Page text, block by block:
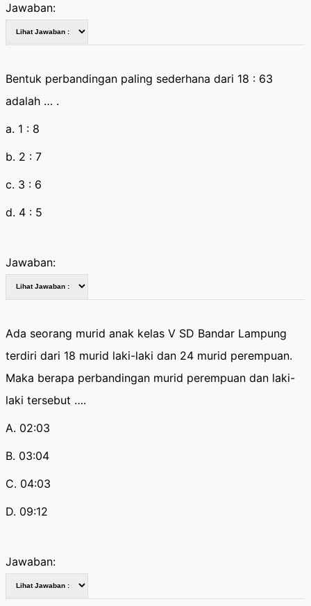
Jawaban:
Bentuk perbandingan paling sederhana dari 18 : 63
adalah … .
a. 1 : 8
b. 2 : 7
c. 3 : 6
d. 4 : 5
Jawaban:
Ada seorang murid anak kelas V SD Bandar Lampung
terdiri dari 18 murid laki-laki dan 24 murid perempuan.
Maka berapa perbandingan murid perempuan dan laki-
laki tersebut ….
A. 02:03
B. 03:04
C. 04:03
D. 09:12
Jawaban: